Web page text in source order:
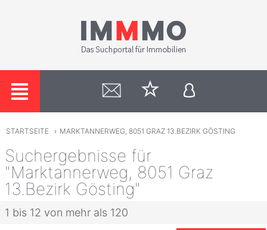
STARTSEITE › MARKTANNERWEG, 8051 GRAZ 13.BEZIRK GÖSTING
Suchergebnisse für
"Marktannerweg, 8051 Graz
13.Bezirk Gösting"
1 bis 12 von mehr als 120